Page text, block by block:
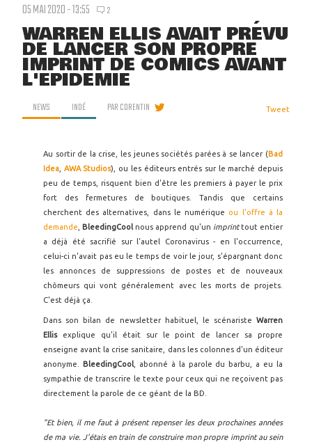
05 MAI 2020 - 13:55 2
WARREN ELLIS AVAIT PRÉVU
DE LANCER SON PROPRE
IMPRINT DE COMICS AVANT
L'ÉPIDÉMIE
NEWS INDÉ PARCORENTIN Tweet
Au sortir de la crise, les jeunes sociétés parées à se lancer (Bad
Idea AWA Studios), ou les éditeurs entrés sur le marché depuis
peu de temps, risquent bien d'être les premiers à payer le prix
fort des fermetures de boutiques. Tandis que certains
cherchent des alternatives, dans le numérique ou l'offre à la
demande
BleedingCool nous apprend qu'un imprinttout entier
a déjà été sacrifié sur l'autel Coronavirus - en l'occurrence,
celui-ci n'avait pas eu le temps de voir le jour, s'épargnant donc
les annonces de suppressions de postes et de nouveaux
chômeurs qui vont généralement avec les morts de projets.
C'est déjà ça.
Dans son bilan de newsletter habituel, le scénariste Warren
Ellisexplique qu'il était sur le point de lancer sa propre
enseigne avant la crise sanitaire, dans les colonnes d'un éditeur
anonyme. BleedingCool, abonné à la parole du barbu, a eu la
sympathie de transcrire le texte pour ceux qui ne reçoivent pas
directement la parole de ce géant de la BD.
"Et bien, il me faut à présent repenser les deux prochaines années
de ma vie. J'étais en train de construire mon propre imprint au sein